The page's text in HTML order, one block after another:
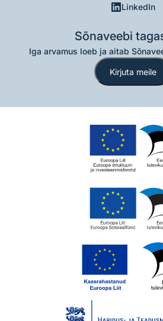
LinkedIn
Sõnaveebi
Iga arvamus loeb ja aitab
Kirjuta meile